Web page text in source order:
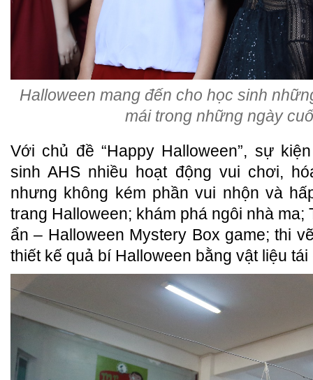
Halloween mang đến cho học sinh
mái trong những ngày
Với chủ đề “Happy Halloween”, sự
sinh AHS nhiều hoạt động vui chơi,
nhưng không kém phần vui nhộn và
trang Halloween; khám phá ngôi nhà ma;
ẩn – Halloween Mystery Box game; thi
thiết kế quả bí Halloween bằng vật liệu